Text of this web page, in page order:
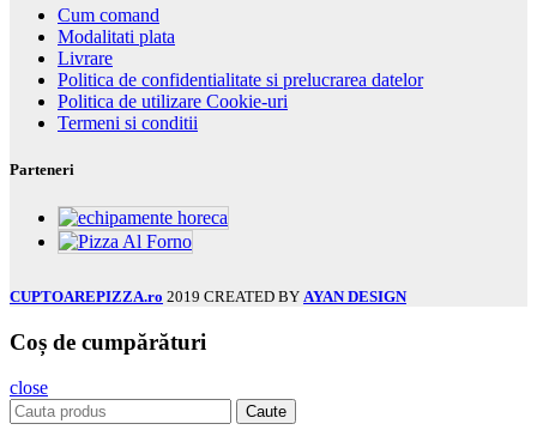
Cum comand
Modalitati plata
Livrare
Politica de confidentialitate si prelucrarea datelor
Politica de utilizare Cookie-uri
Termeni si conditii
Parteneri
CUPTOAREPIZZA.ro 2019 CREATED BY AYAN DESIGN
Coș de cumpărături
close
Caute